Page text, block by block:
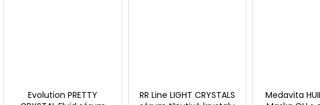
Evolution PRETTY
RR Line LIGHT CRYSTALS
Medavita